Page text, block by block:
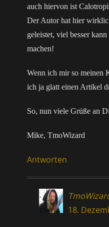
auch hiervon ist
Der Autor hat hier
geleistet, viel besser
machen!
Wenn ich mir so meinen
ich ja glatt einen Artikel
So, nun viele Grüße an
Mike, TmoWizard
Antworten
18.